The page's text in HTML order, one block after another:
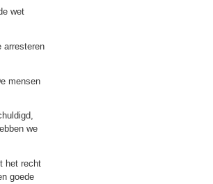
wet
arresteren
mensen
we
het recht
goede